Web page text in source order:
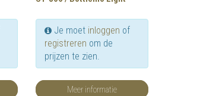
Je moet inloggen of
registreren om de
prijzen te zien.
Meer informatie